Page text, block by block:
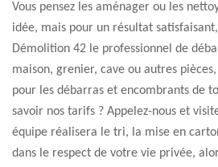
Vous pensez les aménager ou les
idée, mais pour un résultat
Démolition 42 le professionnel de
maison, grenier, cave ou autres
pour les débarras et encombrants de
savoir nos tarifs ? Appelez-nous et
équipe réalisera le tri, la mise en
dans le respect de votre vie privée,